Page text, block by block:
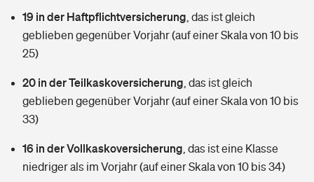
Wer versichert was: Jetzt Versicherer finden
Sie haben Fragen?
Mietkautionsversicherung
Restkreditversicherung
Zur Übersicht
Tools
Kinderinvalidität
Hundehalter-Haftpflicht
Handyversicherung
Tierkrankenversicherung
Zur Übersicht
Tools
Wer versichert was: Jetzt Versicherer finden
19 in der Haftpflichtversicherung das ist gleich
geblieben gegenüber Vorjahr (auf einer Skala von 10 bis
25)
20 in der Teilkaskoversicherung das ist gleich
geblieben gegenüber Vorjahr (auf einer Skala von 10 bis
33)
16 in der Vollkaskoversicherung das ist eine Klasse
niedriger als im Vorjahr (auf einer Skala von 10 bis 34)